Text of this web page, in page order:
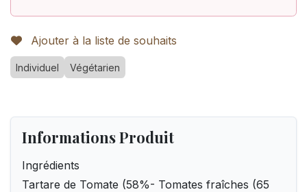
Ajouter à la liste de souhaits
Individuel Végétarien
Informations Produit
Ingrédients
Tartare de Tomate (58%- Tomates fraîches (65